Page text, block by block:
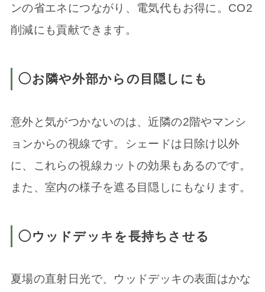
ンの省エネにつながり、電気代もお得に。CO2
削減にも貢献できます。
◯お隣や外部からの目隠しにも
意外と気がつかないのは、近隣の2階やマンシ
ョンからの視線です。シェードは日除け以外
に、これらの視線カットの効果もあるのです。
また、室内の様子を遮る目隠しにもなります。
◯ウッドデッキを長持ちさせる
夏場の直射日光で、ウッドデッキの表面はかな